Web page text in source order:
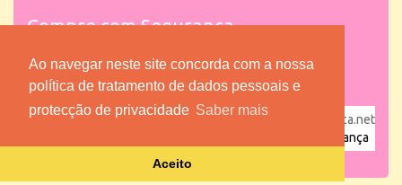
Ao navegar neste site concorda com a nossa
política de tratamento de dados pessoais e
protecção de privacidade Saber mais
Aceito
Compre com Segurança
powered by puber!a | © 2026 Copyright www.lojadacrianca.net
Loja da Criança